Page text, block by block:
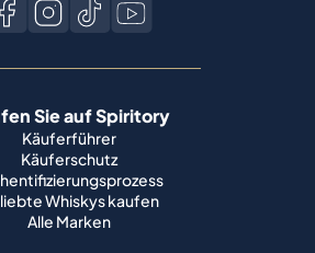
Sie auf Spiritory
Käuferführer
Käuferschutz
Whiskys kaufen
Alle Marken